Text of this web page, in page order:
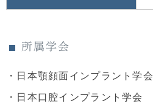
所属学会
・日本顎顔面インプラント学会
・日本口腔インプラント学会